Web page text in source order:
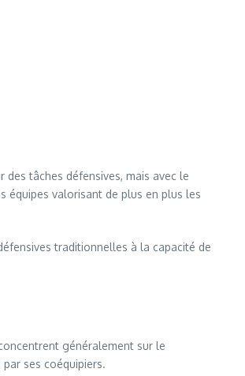
tâches défensives, mais avec le
équipes valorisant de plus en plus les
traditionnelles à la capacité de
généralement sur le
ses coéquipiers.